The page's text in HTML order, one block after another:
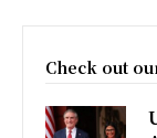
Check out